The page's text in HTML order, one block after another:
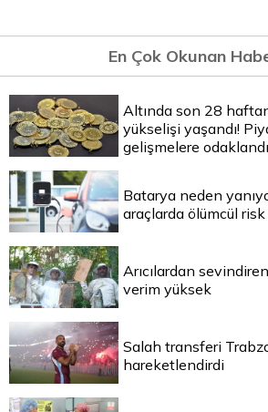
En Çok Okunan
Altında son 28
yükselişi yaşandı!
gelişmelere odaklandı
Batarya neden
araçlarda ölümcül risk
Arıcılardan
verim yüksek
Salah transferi
hareketlendirdi